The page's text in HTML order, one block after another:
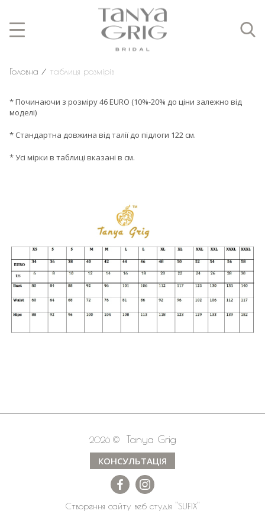
Головна ⁄ таблиця розмірів
* Починаючи з розміру 46 EURO (10%-20% до ціни залежно від
моделі)
* Стандартна довжина від талії до підлоги 122 см.
* Усі мірки в таблиці вказані в см.
2026 © Tanya Grig
КОНСУЛЬТАЦІЯ
Створення сайту веб студія "SUFIX"